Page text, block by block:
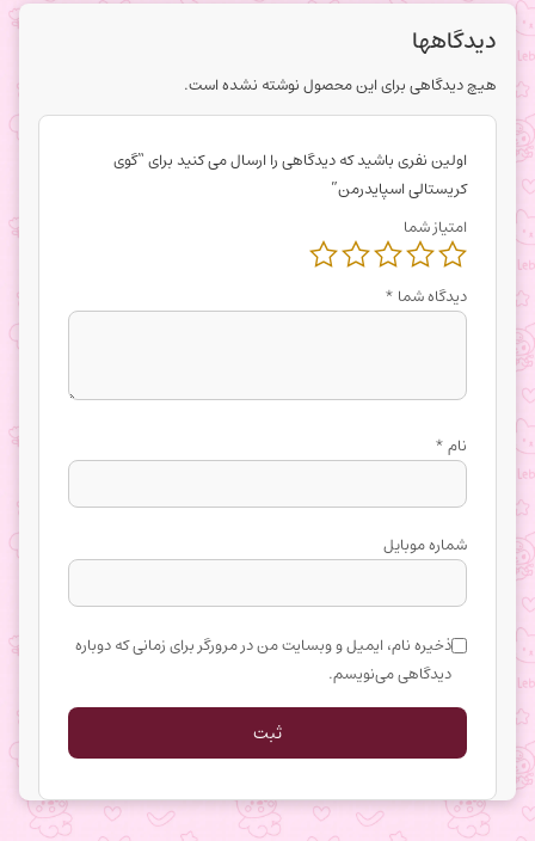
دیدگاهها
هیچ دیدگاهی برای این محصول نوشته نشده است.
اولین نفری باشید که دیدگاهی را ارسال می کنید برای “گوی
کریستالی اسپایدرمن”
امتیاز شما
دیدگاه شما *
نام*
شماره موبایل
ذخیره نام، ایمیل و وبسایت من در مرورگر برای زمانی که دوباره
دیدگاهی می‌نویسم.